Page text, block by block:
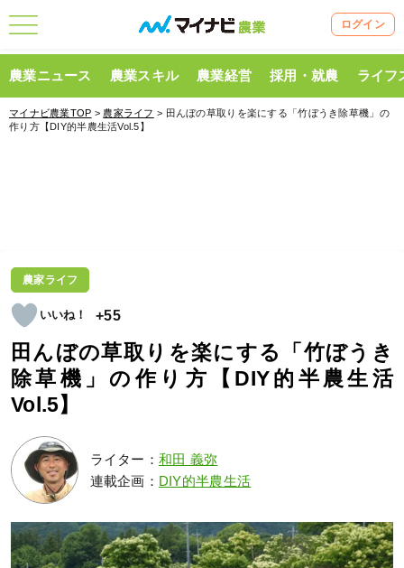
ログイン
農業ニュース 農業スキル 農業経営 採用・就農 ライフ
マイナビ農業TOP > 農家ライフ > 田んぼの草取りを楽にする「竹ぼうき除草機」の
作り方【DIY的半農生活Vol.5】
農家ライフ
+55
田んぼの草取りを楽にする「竹ぼうき
除草機」の作り方【DIY的半農生活
Vol.5】
ライター： 和田 義弥
連載企画： DIY的半農生活